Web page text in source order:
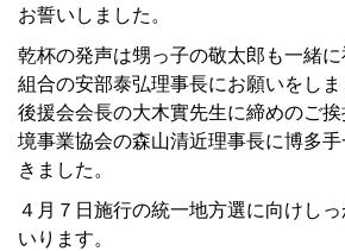
お誓いしました。
乾杯の発声は甥っ子の敬太郎も一緒
組合の安部泰弘理事長にお願いをしま
後援会会長の大木實先生に締めのご
境事業協会の森山清近理事長に博多
きました。
４月７日施行の統一地方選に向けし
いります。